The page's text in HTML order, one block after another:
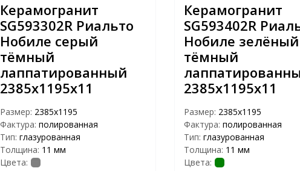
Керамогранит
SG593302R Риальто
Нобиле серый
тёмный
лаппатированный
2385х1195х11
Размер: 2385х1195
Фактура: полированная
Тип: глазурованная
Толщина: 11 мм
Цвета:
Керамогранит
SG593402R
Нобиле зелёный
тёмный
2385х1195х11
Размер: 2385х1195
Фактура: полированная
Тип: глазурованная
Толщина: 11 мм
Цвета: